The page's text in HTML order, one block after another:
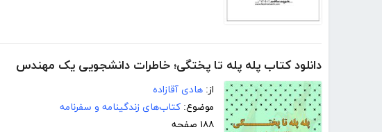
دانلود کتاب پله پله تا پختگی؛ خاطرات دانشجویی یک مهندس
از: هادی آقازاده
موضوع: کتاب‌های زندگینامه و سفرنامه
۱۸۸ صفحه